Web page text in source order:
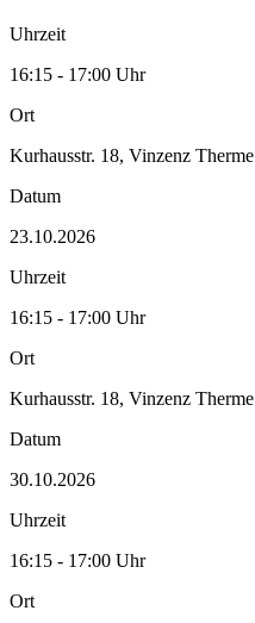
Uhrzeit
16:15 - 17:00 Uhr
Ort
Kurhausstr. 18, Vinzenz Therme
Datum
23.10.2026
Uhrzeit
16:15 - 17:00 Uhr
Ort
Kurhausstr. 18, Vinzenz Therme
Datum
30.10.2026
Uhrzeit
16:15 - 17:00 Uhr
Ort